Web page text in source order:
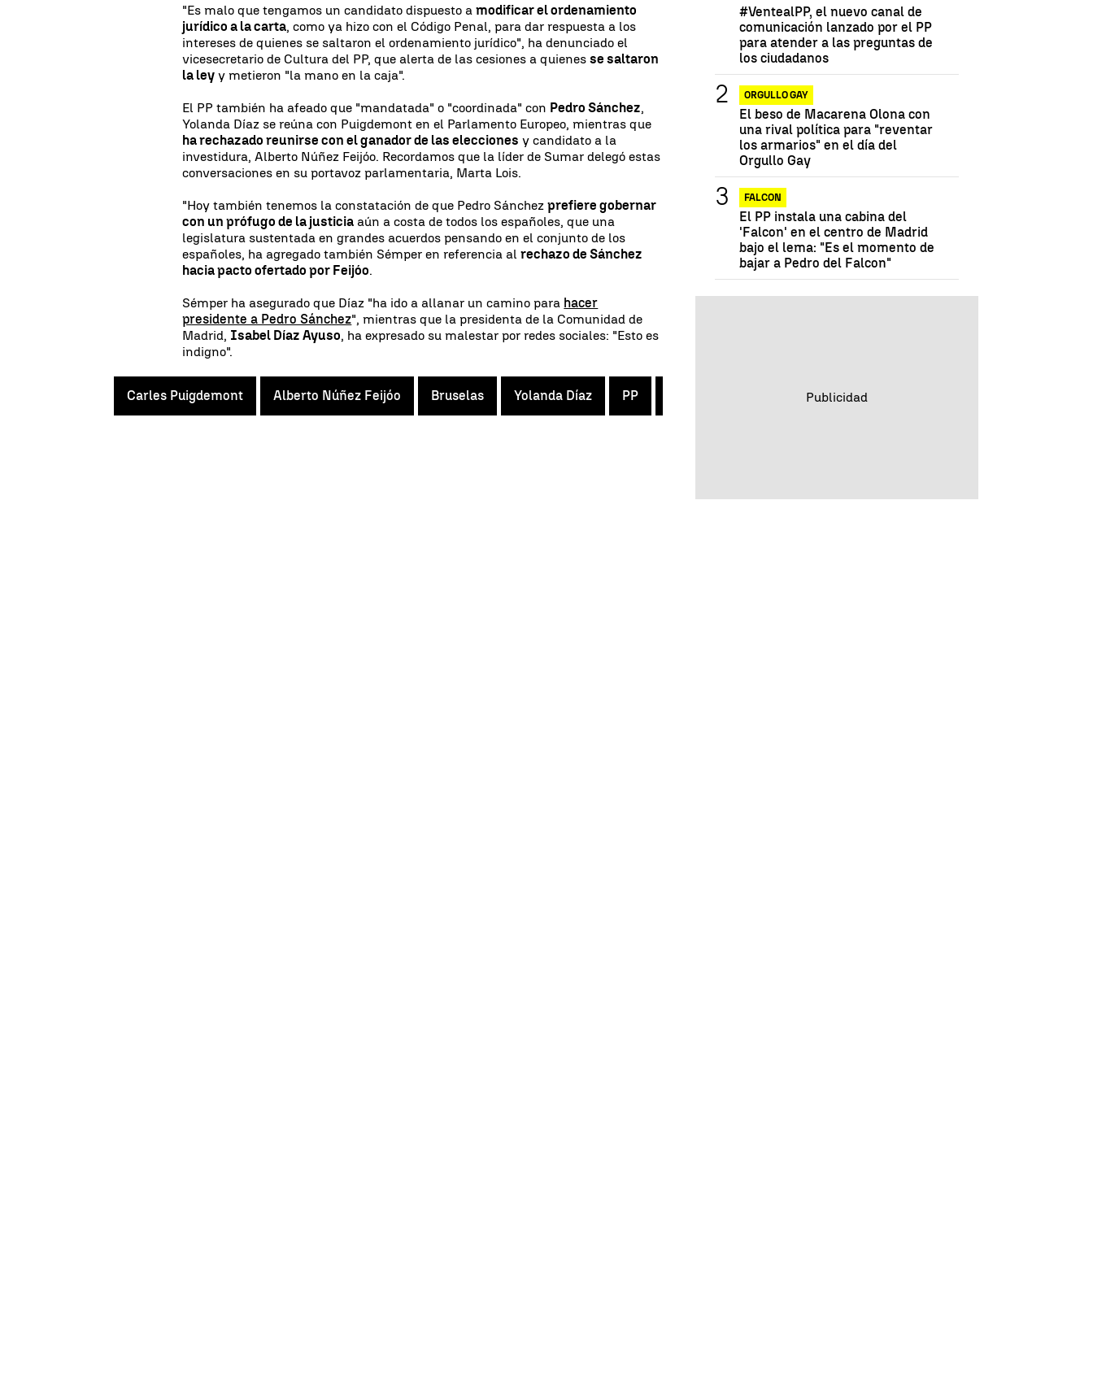
"Es malo que tengamos un candidato dispuesto amodificar el ordenamiento
jurídico a la carta, como ya hizo con el Código Penal, para dar respuesta a los
intereses de quienes se saltaron el ordenamiento jurídico", ha denunciado el
vicesecretario de Cultura del PP, que alerta de las cesiones a quienesse saltaron
la ley y metieron "la mano en la caja".
El PP también ha afeado que "mandatada" o "coordinada" con Pedro Sánchez,
Yolanda Díaz se reúna con Puigdemont en el Parlamento Europeo, mientras que
ha rechazado reunirse con el ganador de las elecciones y candidato a la
investidura, Alberto Núñez Feijóo. Recordamos que la líder de Sumar delegó estas
conversaciones en su portavoz parlamentaria, Marta Lois.
"Hoy también tenemos la constatación de que Pedro Sánchezprefiere gobernar
con un prófugo de la justicia aún a costa de todos los españoles, que una
legislatura sustentada en grandes acuerdos pensando en el conjunto de los
españoles, ha agregado también Sémper en referencia alrechazo de Sánchez
hacia pacto ofertado por Feijóo.
Sémper ha asegurado que Díaz "ha ido a allanar un camino para hacer
presidente a Pedro Sánchez", mientras que la presidenta de la Comunidad de
Madrid, Isabel Díaz Ayuso, ha expresado su malestar por redes sociales: "Esto es
indigno".
Carles Puigdemont Alberto Núñez Feijóo Bruselas Yolanda Díaz PP
#VentealPP, el nuevo canal de
comunicación lanzado por el PP
para atender a las preguntas de
los ciudadanos
ORGULLO GAY
El beso de Macarena Olona con
una rival política para "reventar
los armarios" en el día del
Orgullo Gay
FALCON
El PP instala una cabina del
'Falcon' en el centro de Madrid
bajo el lema: "Es el momento de
bajar a Pedro del Falcon"